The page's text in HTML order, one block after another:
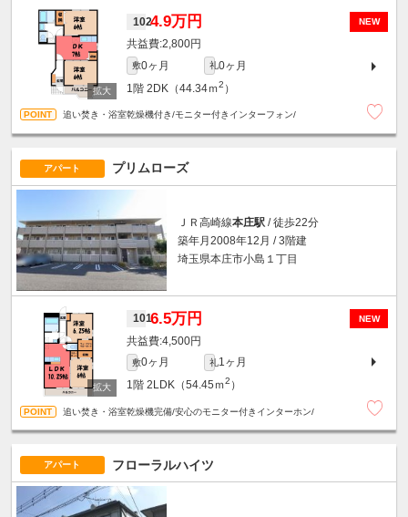
NEW
1024.9万円
2,800円
敷0ヶ月 礼0ヶ月
1階 2DK（44.34ｍ2 ）
追い焚き・浴室乾燥機付き/モニター付きインターフォン/
アパート プリムローズ
ＪＲ高崎線本庄駅 / 徒歩22分
築年月2008年12月 / 3階建
埼玉県本庄市小島１丁目
NEW
1016.5万円
4,500円
敷0ヶ月 礼1ヶ月
1階 2LDK（54.45ｍ2 ）
追い焚き・浴室乾燥機完備/安心のモニター付きインターホン/
アパート フローラルハイツ